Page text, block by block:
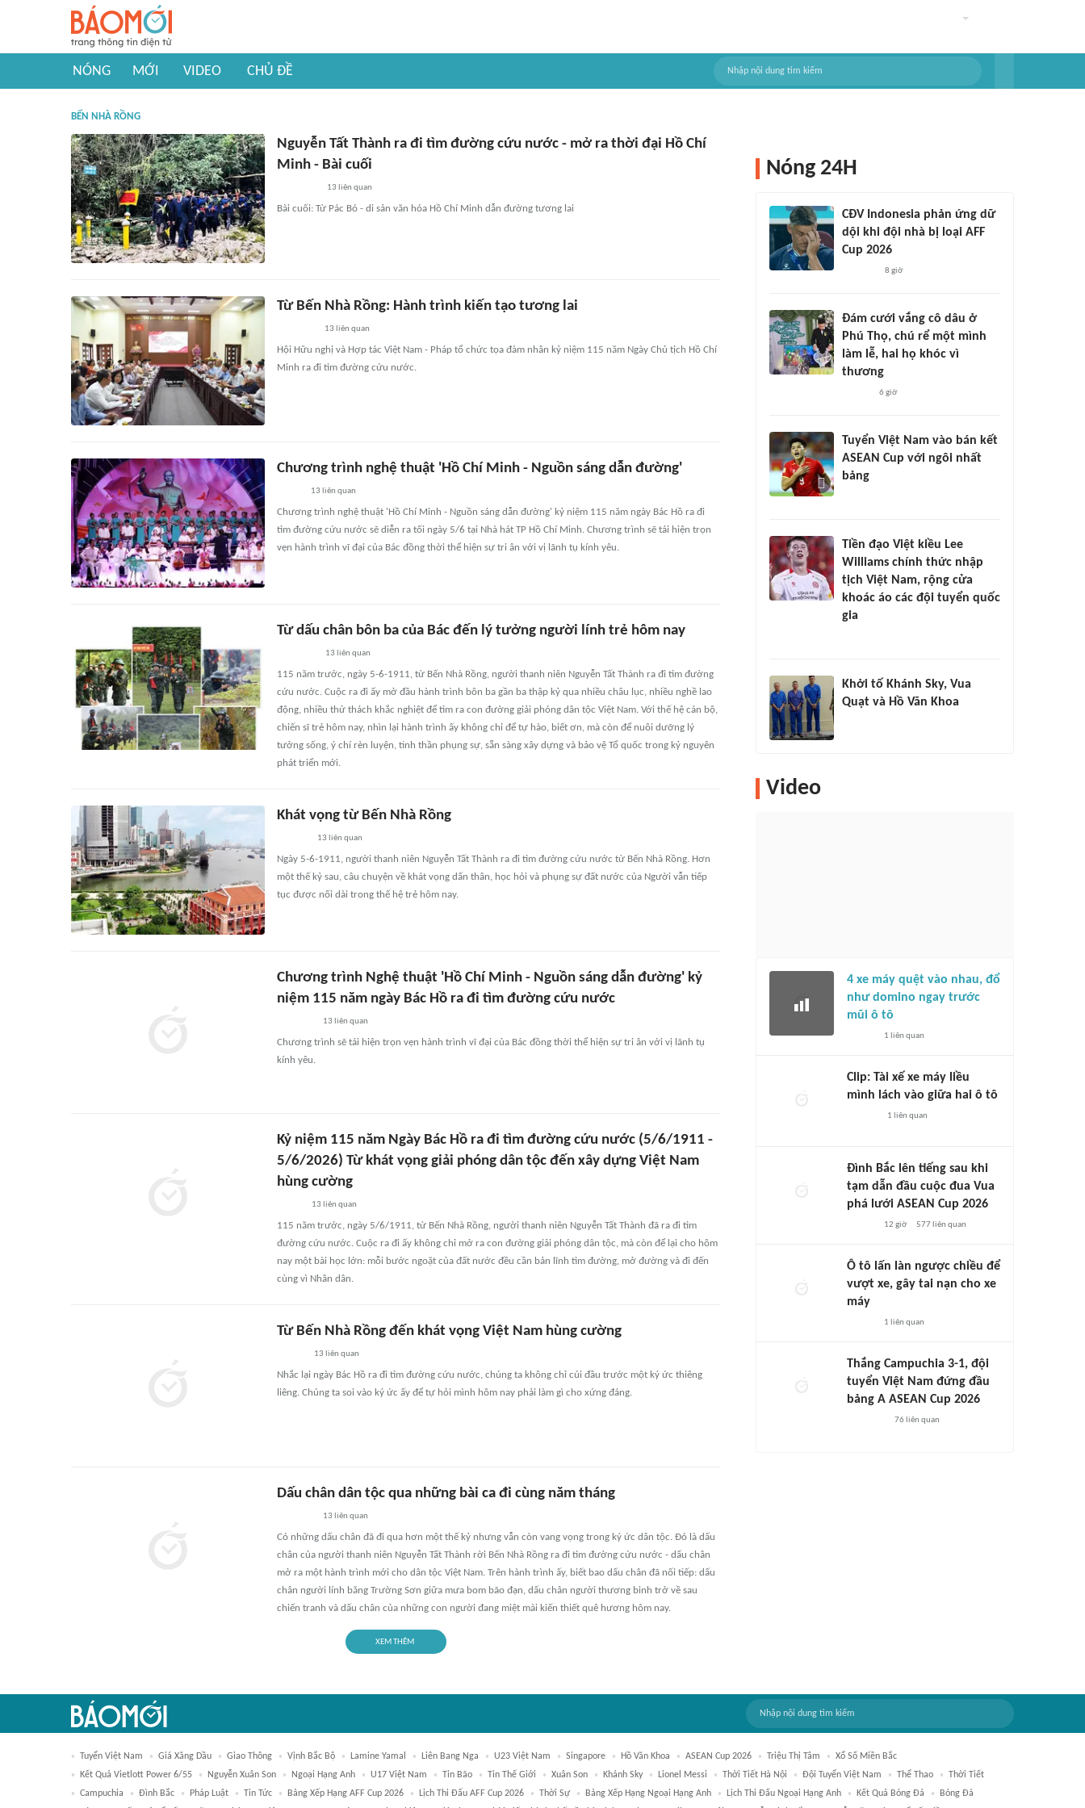
NÓNG MỚI VIDEO CHỦ ĐỀ
BẾN NHÀ RỒNG
Nguyễn Tất Thành ra đi tìm đường cứu nước - mở ra thời đại Hồ Chí
Minh - Bài cuối
13 liên quan
Bài cuối: Từ Pác Bó - di sản văn hóa Hồ Chí Minh dẫn đường tương lai
Từ Bến Nhà Rồng: Hành trình kiến tạo tương lai
13 liên quan
Hội Hữu nghị và Hợp tác Việt Nam - Pháp tổ chức tọa đàm nhân kỷ niệm 115 năm Ngày Chủ tịch Hồ Chí
Minh ra đi tìm đường cứu nước.
Chương trình nghệ thuật 'Hồ Chí Minh - Nguồn sáng dẫn đường'
13 liên quan
Chương trình nghệ thuật 'Hồ Chí Minh - Nguồn sáng dẫn đường' kỷ niệm 115 năm ngày Bác Hồ ra đi
tìm đường cứu nước sẽ diễn ra tối ngày 5/6 tại Nhà hát TP Hồ Chí Minh. Chương trình sẽ tái hiện trọn
vẹn hành trình vĩ đại của Bác đồng thời thể hiện sự tri ân với vị lãnh tụ kính yêu.
Từ dấu chân bôn ba của Bác đến lý tưởng người lính trẻ hôm nay
13 liên quan
115 năm trước, ngày 5-6-1911, từ Bến Nhà Rồng, người thanh niên Nguyễn Tất Thành ra đi tìm đường
cứu nước. Cuộc ra đi ấy mở đầu hành trình bôn ba gần ba thập kỷ qua nhiều châu lục, nhiều nghề lao
động, nhiều thử thách khắc nghiệt để tìm ra con đường giải phóng dân tộc Việt Nam. Với thế hệ cán bộ,
chiến sĩ trẻ hôm nay, nhìn lại hành trình ấy không chỉ để tự hào, biết ơn, mà còn để nuôi dưỡng lý
tưởng sống, ý chí rèn luyện, tinh thần phụng sự, sẵn sàng xây dựng và bảo vệ Tổ quốc trong kỷ nguyên
phát triển mới.
Khát vọng từ Bến Nhà Rồng
13 liên quan
Ngày 5-6-1911, người thanh niên Nguyễn Tất Thành ra đi tìm đường cứu nước từ Bến Nhà Rồng. Hơn
một thế kỷ sau, câu chuyện về khát vọng dấn thân, học hỏi và phụng sự đất nước của Người vẫn tiếp
tục được nối dài trong thế hệ trẻ hôm nay.
Chương trình Nghệ thuật 'Hồ Chí Minh - Nguồn sáng dẫn đường' kỷ
niệm 115 năm ngày Bác Hồ ra đi tìm đường cứu nước
13 liên quan
Chương trình sẽ tái hiện trọn vẹn hành trình vĩ đại của Bác đồng thời thể hiện sự tri ân với vị lãnh tụ
kính yêu.
Kỷ niệm 115 năm Ngày Bác Hồ ra đi tìm đường cứu nước (5/6/1911 -
5/6/2026) Từ khát vọng giải phóng dân tộc đến xây dựng Việt Nam
hùng cường
13 liên quan
115 năm trước, ngày 5/6/1911, từ Bến Nhà Rồng, người thanh niên Nguyễn Tất Thành đã ra đi tìm
đường cứu nước. Cuộc ra đi ấy không chỉ mở ra con đường giải phóng dân tộc, mà còn để lại cho hôm
nay một bài học lớn: mỗi bước ngoặt của đất nước đều cần bản lĩnh tìm đường, mở đường và đi đến
cùng vì Nhân dân.
Từ Bến Nhà Rồng đến khát vọng Việt Nam hùng cường
13 liên quan
Nhắc lại ngày Bác Hồ ra đi tìm đường cứu nước, chúng ta không chỉ cúi đầu trước một ký ức thiêng
liêng. Chúng ta soi vào ký ức ấy để tự hỏi mình hôm nay phải làm gì cho xứng đáng.
Dấu chân dân tộc qua những bài ca đi cùng năm tháng
13 liên quan
Có những dấu chân đã đi qua hơn một thế kỷ nhưng vẫn còn vang vọng trong ký ức dân tộc. Đó là dấu
chân của người thanh niên Nguyễn Tất Thành rời Bến Nhà Rồng ra đi tìm đường cứu nước - dấu chân
mở ra một hành trình mới cho dân tộc Việt Nam. Trên hành trình ấy, biết bao dấu chân đã nối tiếp: dấu
chân người lính băng Trường Sơn giữa mưa bom bão đạn, dấu chân người thương binh trở về sau
chiến tranh và dấu chân của những con người đang miệt mài kiến thiết quê hương hôm nay.
XEM THÊM
Nóng 24H
CĐV Indonesia phản ứng dữ
dội khi đội nhà bị loại AFF
Cup 2026
8 giờ
Đám cưới vắng cô dâu ở
Phú Thọ, chú rể một mình
làm lễ, hai họ khóc vì
thương
6 giờ
Tuyển Việt Nam vào bán kết
ASEAN Cup với ngôi nhất
bảng
Tiền đạo Việt kiều Lee
Williams chính thức nhập
tịch Việt Nam, rộng cửa
khoác áo các đội tuyển quốc
gia
Khởi tố Khánh Sky, Vua
Quạt và Hồ Văn Khoa
Video
4 xe máy quệt vào nhau, đổ
như domino ngay trước
mũi ô tô
1 liên quan
Clip: Tài xế xe máy liều
mình lách vào giữa hai ô tô
1 liên quan
Đình Bắc lên tiếng sau khi
tạm dẫn đầu cuộc đua Vua
phá lưới ASEAN Cup 2026
12 giờ 577liên quan
Ô tô lấn làn ngược chiều để
vượt xe, gây tai nạn cho xe
máy
1 liên quan
Thắng Campuchia 3-1, đội
tuyển Việt Nam đứng đầu
bảng A ASEAN Cup 2026
76 liên quan
Tuyển Việt Nam Giá Xăng Dầu Giao Thông Vịnh Bắc Bộ Lamine Yamal Liên Bang Nga U23 Việt Nam Singapore Hồ Văn Khoa ASEAN Cup 2026 Triệu Thị Tâm
Xổ Số Miền Bắc
Kết Quả Vietlott Power 6/55
Nguyễn Xuân Son Ngoại Hạng Anh U17 Việt Nam Tin Bão Tin Thế Giới Xuân Son Khánh Sky Lionel Messi Thời Tiết Hà Nội Đội Tuyển Việt Nam Thể Thao
Thời Tiết
Campuchia
Đình Bắc Pháp Luật Tin Tức Bảng Xếp Hạng AFF Cup 2026 Lịch Thi Đấu AFF Cup 2026 Thời Sự Bảng Xếp Hạng Ngoại Hạng Anh Lịch Thi Đấu Ngoại Hạng Anh Kết Quả Bóng Đá
Bóng Đá